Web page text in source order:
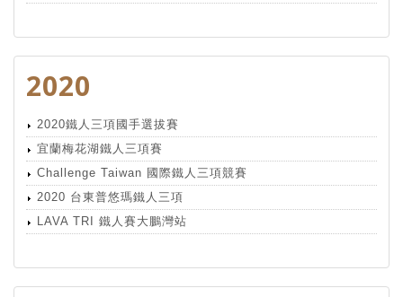
2020
2020鐵人三項國手選拔賽
宜蘭梅花湖鐵人三項賽
Challenge Taiwan 國際鐵人三項競賽
2020 台東普悠瑪鐵人三項
LAVA TRI 鐵人賽大鵬灣站